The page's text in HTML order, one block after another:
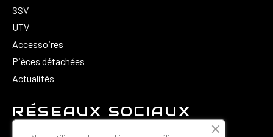
SSV
UTV
Accessoires
Pièces détachées
Actualités
RÉSEAUX SOCIAUX